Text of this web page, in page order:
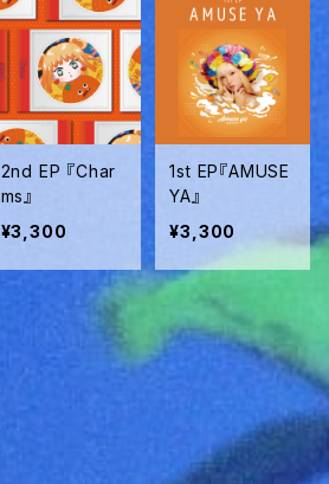
2nd EP 『Char
ms』
¥3,300
1st EP『AMUSE
YA』
¥3,300